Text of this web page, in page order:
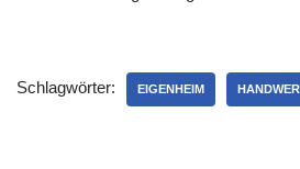
Schlagwörter: EIGENHEIM